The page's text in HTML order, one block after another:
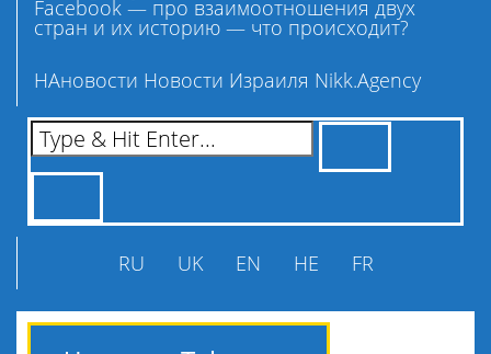
Facebook — про взаимоотношения двух
стран и их историю — что происходит?
НАновости Новости Израиля Nikk.Agency
RU UK EN HE FR